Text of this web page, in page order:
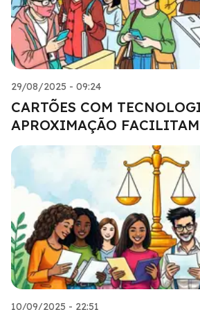
29/08/2025 - 09:24
CARTÕES COM
APROXIMAÇÃO
10/09/2025 - 22:51